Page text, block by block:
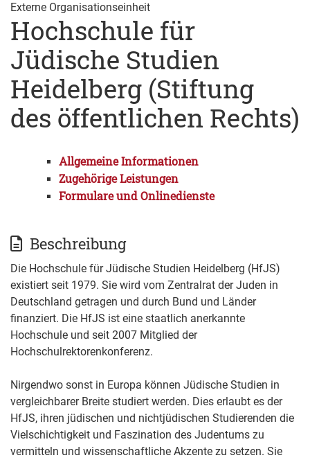
Externe Organisationseinheit
Hochschule für
Jüdische Studien
Heidelberg (Stiftung
des öffentlichen Rechts)
Allgemeine Informationen
Zugehörige Leistungen
Formulare und Onlinedienste
Beschreibung
Die Hochschule für Jüdische Studien Heidelberg (HfJS)
existiert seit 1979. Sie wird vom Zentralrat der Juden in
Deutschland getragen und durch Bund und Länder
finanziert. Die HfJS ist eine staatlich anerkannte
Hochschule und seit 2007 Mitglied der
Hochschulrektorenkonferenz.
Nirgendwo sonst in Europa können Jüdische Studien in
vergleichbarer Breite studiert werden. Dies erlaubt es der
HfJS, ihren jüdischen und nichtjüdischen Studierenden die
Vielschichtigkeit und Faszination des Judentums zu
vermitteln und wissenschaftliche Akzente zu setzen. Sie